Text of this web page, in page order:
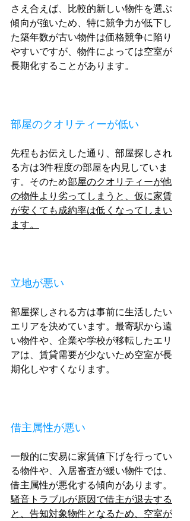
さえ合えば、比較的新しい物件を選ぶ
傾向が強いため、特に競争力が低下し
た築年数が古い物件は価格競争に陥り
やすいですが、物件によっては空室が
長期化することがあります。
部屋のクオリティーが低い
先程もお伝えした通り、部屋探しされ
る方は3件程度の部屋を内見していま
す。そのため部屋のクオリティーが他
の物件より劣ってしまうと、仮に家賃
が安くても成約率は低くなってしまい
ます。
立地が悪い
部屋探しされる方は事前に生活したい
エリアを決めています。最寄駅から遠
い物件や、企業や学校が移転したエリ
アは、賃貸需要が少ないため空室が長
期化しやすくなります。
借主属性が悪い
一般的に安易に家賃値下げを行ってい
る物件や、入居審査が緩い物件では、
借主属性が悪化する傾向があります。
騒音トラブルが原因で借主が退去する
と、告知対象物件となるため、空室が